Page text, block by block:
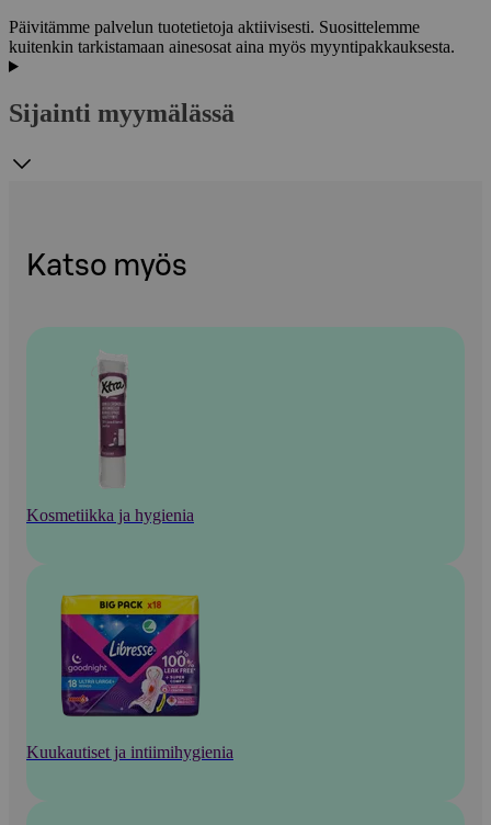
Päivitämme palvelun tuotetietoja aktiivisesti. Suosittelemme
kuitenkin tarkistamaan ainesosat aina myös myyntipakkauksesta.
Sijainti myymälässä
Katso myös
Kosmetiikka ja hygienia
Kuukautiset ja intiimihygienia